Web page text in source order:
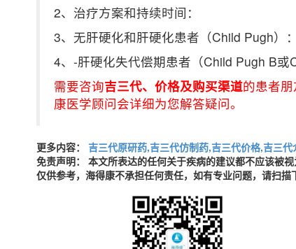
2、治疗方案和持续时间：
3、无肝硬化和肝硬化患者（Child Pugh）
4、-肝硬化失代偿期患者（Child Pugh B
需要咨询吉三代、价格及购买渠道的患者朋
康医学顾问会详细为您解答疑问。
更多内容：
吉三代原研药,吉三代仿制药,吉三代价格,吉三
免责声明： 本文所表达的任何关于疾病的建议都不应该被
仅供参考，海得康不承担任何责任，如有专业问题，请扫描